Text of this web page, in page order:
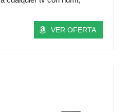
VER OFERTA